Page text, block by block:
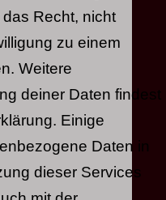
Recht, nicht
zu einem
Weitere
deiner Daten findest
Einige
Daten in
dieser Services